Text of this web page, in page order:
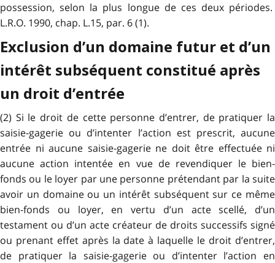
possession, selon la plus longue de ces deux périodes.
L.R.O. 1990, chap. L.15, par. 6 (1).
Exclusion d’un domaine futur et d’un
intérêt subséquent constitué après
un droit d’entrée
(2) Si le droit de cette personne d’entrer, de pratiquer la
saisie-gagerie ou d’intenter l’action est prescrit, aucune
entrée ni aucune saisie-gagerie ne doit être effectuée ni
aucune action intentée en vue de revendiquer le bien-
fonds ou le loyer par une personne prétendant par la suite
avoir un domaine ou un intérêt subséquent sur ce même
bien-fonds ou loyer, en vertu d’un acte scellé, d’un
testament ou d’un acte créateur de droits successifs signé
ou prenant effet après la date à laquelle le droit d’entrer,
de pratiquer la saisie-gagerie ou d’intenter l’action en